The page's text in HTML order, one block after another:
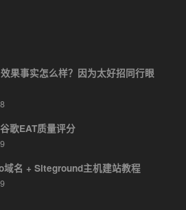
果事实怎么样？因为太好招同行眼
歌EAT质量评分
名 + Siteground主机建站教程